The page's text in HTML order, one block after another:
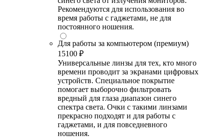
Рекомендуются для использования во
время работы с гаджетами, не для
постоянного ношения.
Для работы за компьютером (премиум)
15100 ₽
Универсальные линзы для тех, кто много
времени проводит за экранами цифровых
устройств. Специальное покрытие
помогает выборочно фильтровать
вредный для глаза диапазон синего
спектра света. Очки с такими линзами
прекрасно подходят и для работы с
гаджетами, и для повседневного
ношения.